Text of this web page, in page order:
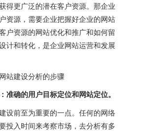
得更广泛的潜在客户资源。那企业
资源，需要企业把握好企业的网站
户资源的网站优化和推广和如何留
计和转化，是企业网站运营和发展
站建设分析的步骤
准确的用户目标定位和网站定位。
设前至为重要的一点。任何的网络
投入时间来考察市场，去分析有多